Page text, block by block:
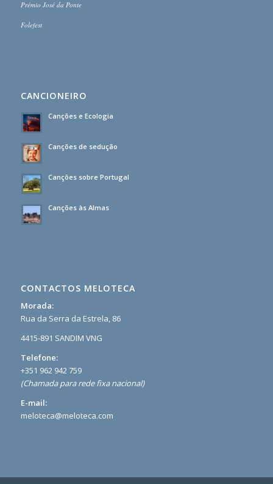
Prémio José da Ponte
Folefest
CANCIONEIRO
Canções e Ecologia
Canções de sedução
Canções sobre Portugal
Canções às Almas
CONTACTOS MELOTECA
Morada:
Rua da Serra da Estrela, 86
4415-891 SANDIM VNG
Telefone:
+351 962 942 759
(Chamada para rede fixa nacional)
E-mail:
meloteca@meloteca.com